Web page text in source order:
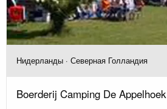
Нидерланды · Северная Голландия
Boerderij Camping De Appelhoek